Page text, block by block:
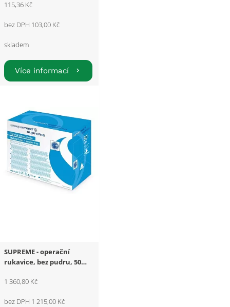
115,36 Kč
bez DPH 103,00 Kč
skladem
Více informací
SUPREME - operační
rukavice, bez pudru, 50
1 360,80 Kč
bez DPH 1 215,00 Kč